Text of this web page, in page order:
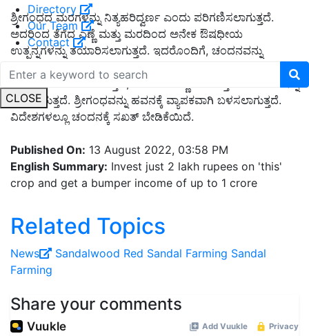
Directory
Our Team
Contact
CLOSE
ಶ್ರೀಗಂಧದ ಮರಗಳನ್ನು ನಿತ್ಯಹರಿದ್ವರ್ಣ ಎಂದು ಪರಿಗಣಿಸಲಾಗುತ್ತದೆ.
ಅದರಿಂದ ತೆಗೆದ ಎಣ್ಣೆ ಮತ್ತು ಮರದಿಂದ ಅನೇಕ ಔಷಧೀಯ
ಉತ್ಪನ್ನಗಳನ್ನು ತಯಾರಿಸಲಾಗುತ್ತದೆ. ಇದರೊಂದಿಗೆ, ಚಂದನವನ್ನು
ಸಾಬೂನು, ಸೌಂದರ್ಯವರ್ಧಕಗಳು ಮತ್ತು ಸುಗಂಧ ದ್ರವ್ಯಗಳನ್ನು
ತಯಾರಿಸಲು ಬಳಸಲಾಗುತ್ತದೆ, ಏಕೆಂದರೆ ಎಣ್ಣೆಯು ಉತ್ತಮ ಪರಿಮಳವನ್ನು
ಹೊಂದಿರುತ್ತದೆ. ಶ್ರೀಗಂಧವನ್ನು ಹವನಕ್ಕೆ ವ್ಯಾಪಕವಾಗಿ ಬಳಸಲಾಗುತ್ತದೆ.
ವಿದೇಶಗಳಲ್ಲೂ ಚಂದನಕ್ಕೆ ಸಖತ್ ಬೇಡಿಕೆಯಿದೆ.
Published On: 13 August 2022, 03:58 PM
English Summary: Invest just 2 lakh rupees on 'this'
crop and get a bumper income of up to 1 crore
Related Topics
News Sandalwood Red Sandal Farming Sandal
Farming
Share your comments